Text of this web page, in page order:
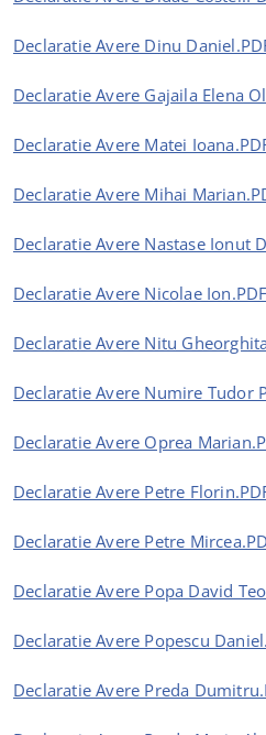
Declaratie Avere Dinu
Declaratie Avere Gajaila Elena
Declaratie Avere Matei
Declaratie Avere Mihai
Declaratie Avere Nastase Ionut
Declaratie Avere Nicolae Ion.PDF
Declaratie Avere Nitu
Declaratie Avere Numire Tudor
Declaratie Avere Oprea
Declaratie Avere Petre
Declaratie Avere Petre
Declaratie Avere Popa David
Declaratie Avere Popescu
Declaratie Avere Preda